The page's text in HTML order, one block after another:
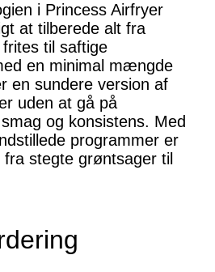
i Princess Airfryer
at tilberede alt fra
til saftige
en minimal mængde
en sundere version af
uden at gå på
og konsistens. Med
programmer er
stegte grøntsager til